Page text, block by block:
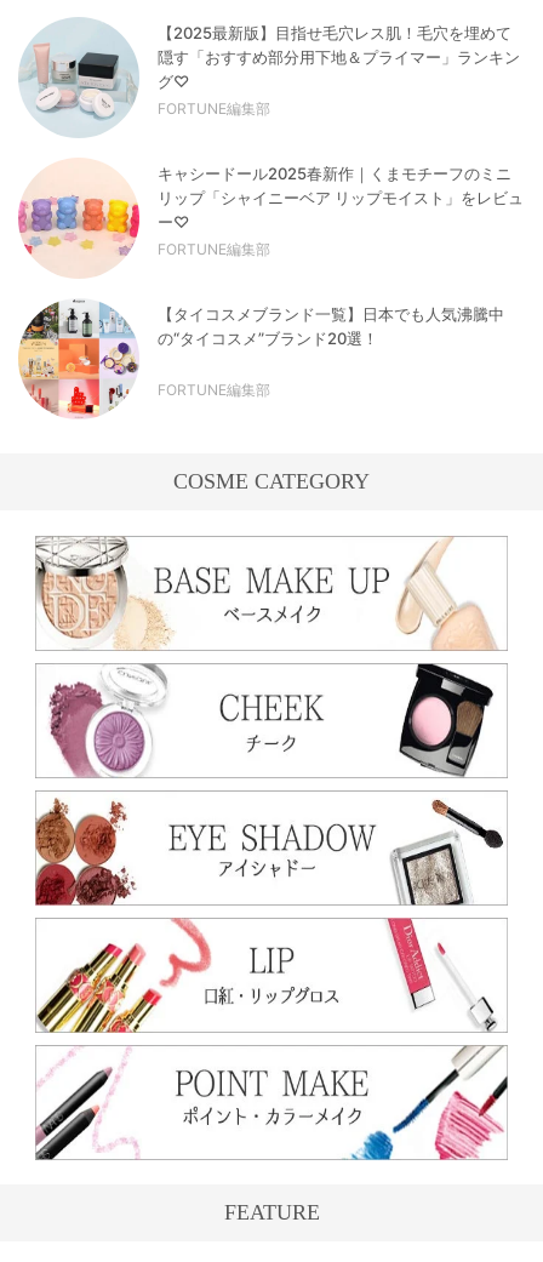
【2025最新版】目指せ毛穴レス肌！毛穴を埋めて
隠す「おすすめ部分用下地＆プライマー」ランキン
グ♡
FORTUNE編集部
キャシードール2025春新作｜くまモチーフのミニ
リップ「シャイニーベア リップモイスト」をレビュ
ー♡
FORTUNE編集部
【タイコスメブランド一覧】日本でも人気沸騰中
の“タイコスメ”ブランド20選！
FORTUNE編集部
COSME CATEGORY
FEATURE